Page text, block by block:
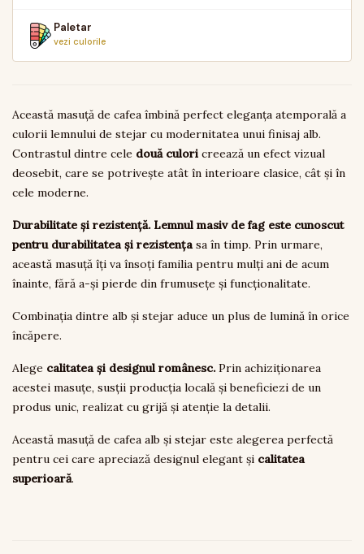
Paletar
vezi culorile
Această masuță de cafea îmbină perfect eleganța atemporală a
culorii lemnului de stejar cu modernitatea unui finisaj alb.
Contrastul dintre cele două culori creează un efect vizual
deosebit, care se potrivește atât în interioare clasice, cât și în
cele moderne.
Durabilitate și rezistență. Lemnul masiv de fag este cunoscut
pentru durabilitateași rezistențasa în timp. Prin urmare,
această masuță îți va însoți familia pentru mulți ani de acum
înainte, fără a-și pierde din frumusețe și funcționalitate.
Combinația dintre alb și stejar aduce un plus de lumină în orice
încăpere.
Alege calitatea și designul românesc.Prin achiziționarea
acestei masuțe, susții producția locală și beneficiezi de un
produs unic, realizat cu grijă și atenție la detalii.
Această masuță de cafea alb și stejar este alegerea perfectă
pentru cei care apreciază designul elegant și calitatea
superioară.